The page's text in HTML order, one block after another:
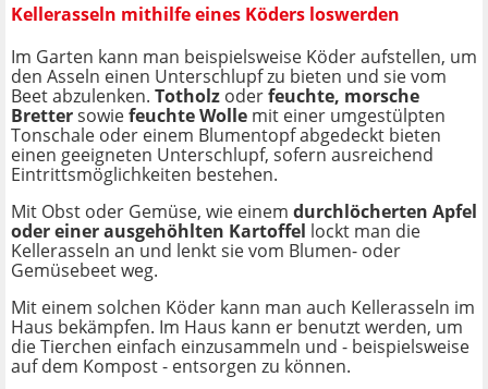
Kellerasseln mithilfe eines Köders loswerden
Im Garten kann man beispielsweise Köder aufstellen, um
den Asseln einen Unterschlupf zu bieten und sie vom
Beet abzulenken. Totholz oderfeuchte, morsche
Brettersowiefeuchte Wolle mit einer umgestülpten
Tonschale oder einem Blumentopf abgedeckt bieten
einen geeigneten Unterschlupf, sofern ausreichend
Eintrittsmöglichkeiten bestehen.
Mit Obst oder Gemüse, wie einem durchlöcherten Apfel
oder einer ausgehöhlten Kartoffel lockt man die
Kellerasseln an und lenkt sie vom Blumen- oder
Gemüsebeet weg.
Mit einem solchen Köder kann man auch Kellerasseln im
Haus bekämpfen. Im Haus kann er benutzt werden, um
die Tierchen einfach einzusammeln und - beispielsweise
auf dem Kompost - entsorgen zu können.